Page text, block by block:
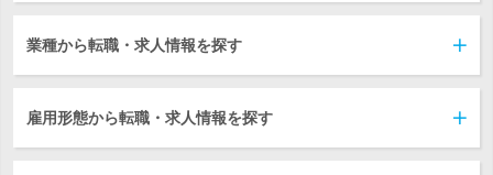
業種から転職・求人情報を探す
雇用形態から転職・求人情報を探す